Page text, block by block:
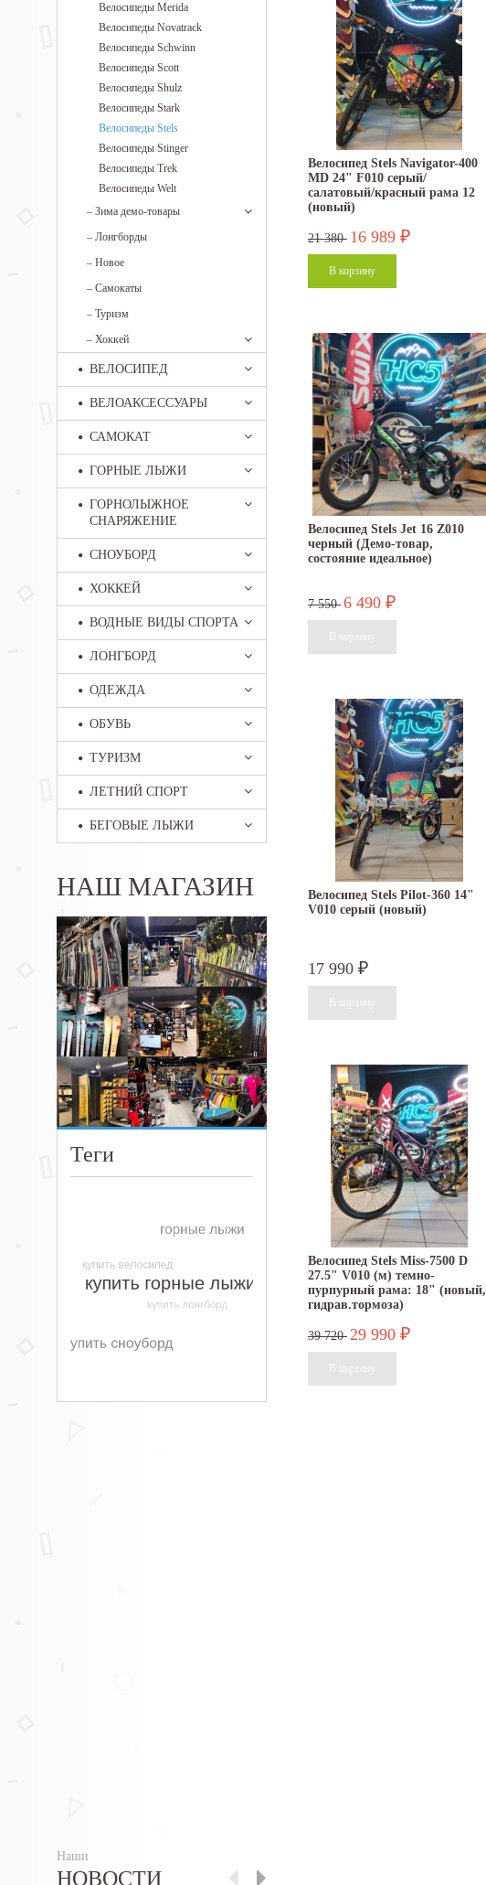
Велосипеды Merida
Велосипеды Novatrack
Велосипеды Schwinn
Велосипеды Scott
Велосипеды Shulz
Велосипеды Stark
Велосипеды Stels
Велосипеды Stinger
Велосипеды Trek
Велосипеды Welt
– Зима демо-товары
– Лонгборды
– Новое
– Самокаты
– Туризм
– Хоккей
ВЕЛОСИПЕД
ВЕЛОАКСЕССУАРЫ
САМОКАТ
ГОРНЫЕ ЛЫЖИ
ГОРНОЛЫЖНОЕ
СНАРЯЖЕНИЕ
СНОУБОРД
ХОККЕЙ
ВОДНЫЕ ВИДЫ СПОРТА
ЛОНГБОРД
ОДЕЖДА
ОБУВЬ
ТУРИЗМ
ЛЕТНИЙ СПОРТ
БЕГОВЫЕ ЛЫЖИ
НАШ МАГАЗИН
Теги
Наши
НОВОСТИ
Велосипед Stels Navigator-400
MD 24" F010 серый/
салатовый/красный рама 12
(новый)
21 380 16 989 ₽
Велосипед Stels Jet 16 Z010
черный (Демо-товар,
состояние идеальное)
7 550 6 490 ₽
Велосипед Stels Pilot-360 14"
V010 серый (новый)
17 990 ₽
Велосипед Stels Miss-7500 D
27.5" V010 (м) темно-
пурпурный рама: 18" (новый,
гидрав.тормоза)
39 720 29 990 ₽